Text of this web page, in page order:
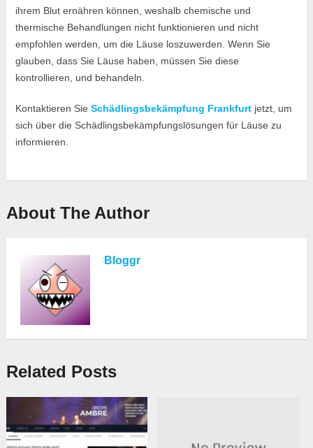
ihrem Blut ernähren können, weshalb chemische und
thermische Behandlungen nicht funktionieren und nicht
empfohlen werden, um die Läuse loszuwerden. Wenn Sie
glauben, dass Sie Läuse haben, müssen Sie diese
kontrollieren, und behandeln.
Kontaktieren Sie Schädlingsbekämpfung Frankfurtjetzt, um
sich über die Schädlingsbekämpfungslösungen für Läuse zu
informieren.
About The Author
Bloggr
Related Posts